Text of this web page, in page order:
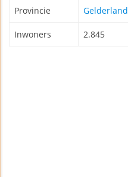
Provincie Gelderland
Inwoners 2.845